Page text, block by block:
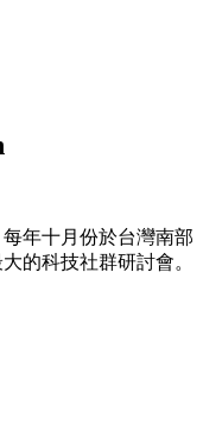
年十月份於台灣南部
的科技社群研討會。